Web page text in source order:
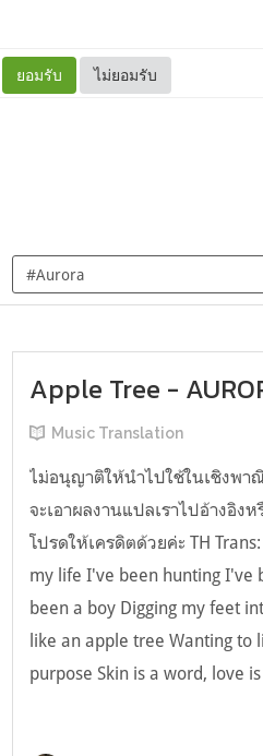
ยอมรับ ไม่ยอมรับ
Apple Tree -
Music Translation
ไม่อนุญาติให้นำไปใช้ในเชิงพา
จะเอาผลงานแปลเราไปอ้างอิงห
โปรดให้เครดิตด้วยค่ะ TH
my life I've been hunting I've
been a boy Digging my feet
like an apple tree Wanting to
purpose Skin is a word, love is